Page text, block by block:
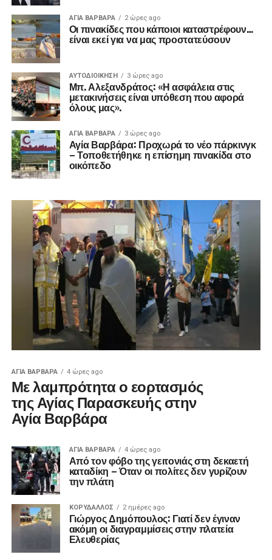
ΑΓΙΑ ΒΑΡΒΑΡΑ 2 ώρες ago
Οι πινακίδες που κάποιοι καταστρέφουν…
είναι εκεί για να μας προστατεύσουν
ΑΥΤΟΔΙΟΊΚΗΣΗ 3 ώρες ago
Μπ. Αλεξανδράτος: «Η ασφάλεια στις
μετακινήσεις είναι υπόθεση που αφορά
όλους μας».
ΑΓΙΑ ΒΑΡΒΑΡΑ 3 ώρες ago
Αγία Βαρβάρα: Προχωρά το νέο πάρκινγκ
– Τοποθετήθηκε η επίσημη πινακίδα στο
οικόπεδο
ΑΓΙΑ ΒΑΡΒΑΡΑ 4 ώρες ago
Με λαμπρότητα ο εορτασμός
της Αγίας Παρασκευής στην
Αγία Βαρβάρα
ΑΓΙΑ ΒΑΡΒΑΡΑ 4 ώρες ago
Από τον φόβο της γειτονιάς στη δεκαετή
καταδίκη – Όταν οι πολίτες δεν γυρίζουν
την πλάτη
ΚΟΡΥΔΑΛΛΟΣ 2 ημέρες ago
Γιώργος Δημόπουλος: Γιατί δεν έγιναν
ακόμη οι διαγραμμίσεις στην πλατεία
Ελευθερίας